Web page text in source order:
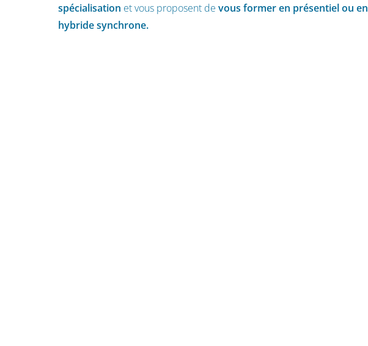
spécialisation et vous proposent devous former en présentiel ou en
hybride synchrone.